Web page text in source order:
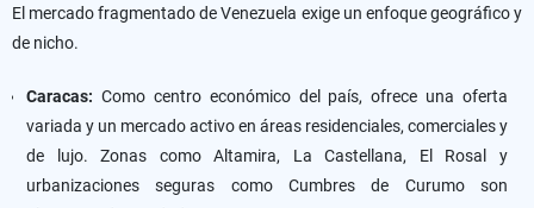
El mercado fragmentado de Venezuela exige un enfoque geográfico y
de nicho.
Caracas: Como centro económico del país, ofrece una oferta
variada y un mercado activo en áreas residenciales, comerciales y
de lujo. Zonas como Altamira, La Castellana, El Rosal y
urbanizaciones seguras como Cumbres de Curumo son